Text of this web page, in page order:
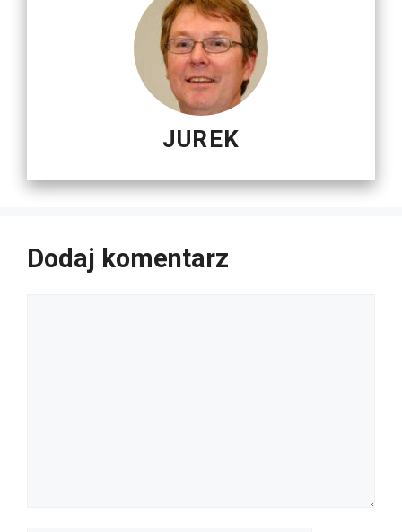
JUREK
Dodaj komentarz